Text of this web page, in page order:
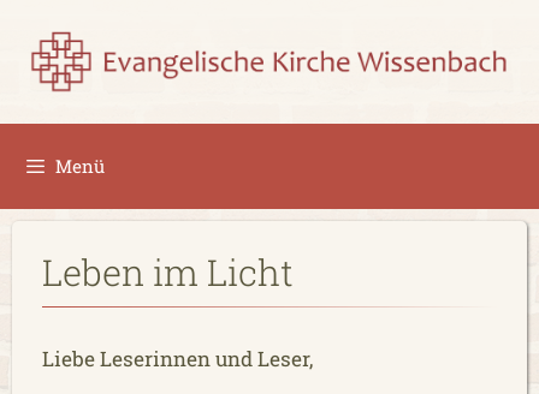
Inhalt
springen
Menü
Leben im Licht
Liebe Leserinnen und Leser,